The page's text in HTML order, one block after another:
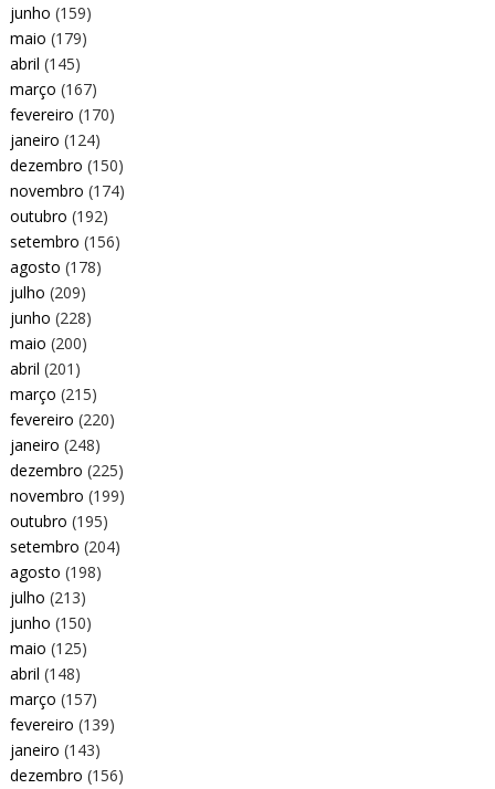
junho (159)
maio (179)
abril (145)
março (167)
fevereiro (170)
janeiro (124)
dezembro (150)
novembro (174)
outubro (192)
setembro (156)
agosto (178)
julho (209)
junho (228)
maio (200)
abril (201)
março (215)
fevereiro (220)
janeiro (248)
dezembro (225)
novembro (199)
outubro (195)
setembro (204)
agosto (198)
julho (213)
junho (150)
maio (125)
abril (148)
março (157)
fevereiro (139)
janeiro (143)
dezembro (156)